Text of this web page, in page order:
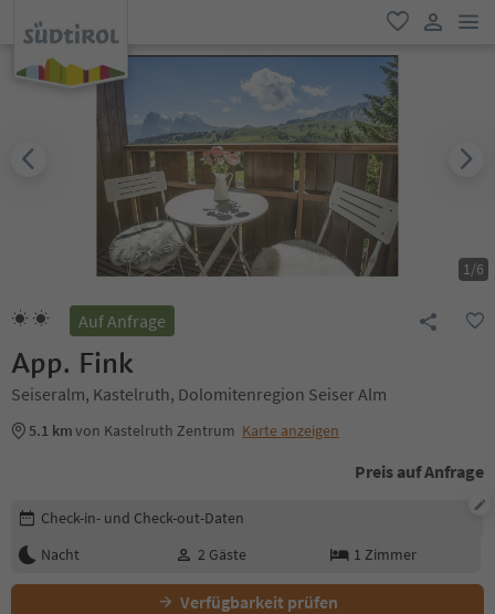
favorit
1/6
Auf Anfrage
App. Fink
Seiseralm, Kastelruth, Dolomitenregion Seiser Alm
5.1 kmvon Kastelruth Zentrum Karte anzeigen
Preis auf Anfrage
Buchungsdetails bearbeiten
Check-in- und Check-out-Daten
Nacht
2 Gäste 1 Zimmer
Verfügbarkeit prüfen